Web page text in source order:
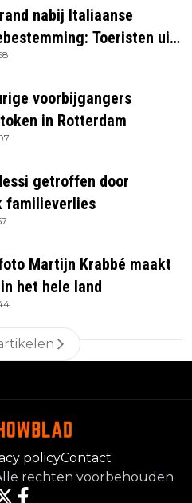
nabij Italiaanse
Toeristen uit
gehaald
voorbijgangers
in Rotterdam
getroffen door
familieverlies
Martijn Krabbé maakt
het hele land
policyContact
rechten voorbehouden